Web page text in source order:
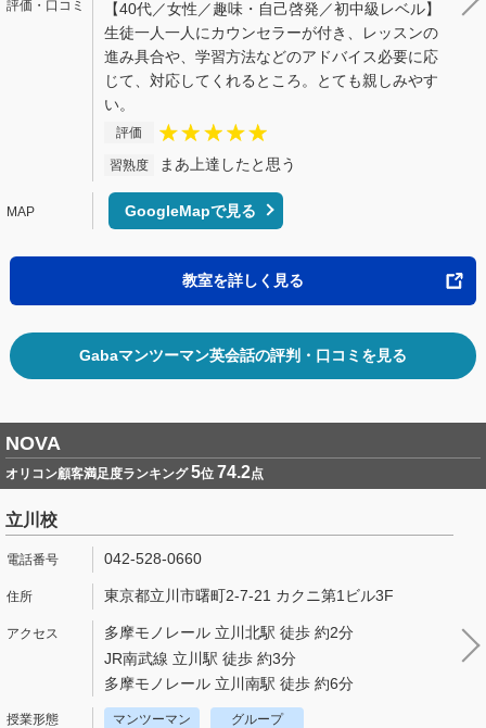
【40代／女性／趣味・自己啓発／初中級レベル】
生徒一人一人にカウンセラーが付き、レッスンの
進み具合や、学習方法などのアドバイス必要に応
じて、対応してくれるところ。とても親しみやす
い。
評価
習熟度 まあ上達したと思う
GoogleMapで見る
教室を詳しく見る
Gabaマンツーマン英会話の評判・口コミを見る
NOVA
オリコン顧客満足度ランキング5位 74.2点
立川校
042-528-0660
東京都立川市曙町2-7-21 カクニ第1ビル3F
多摩モノレール 立川北駅 徒歩 約2分
JR南武線 立川駅 徒歩 約3分
多摩モノレール 立川南駅 徒歩 約6分
マンツーマン グループ